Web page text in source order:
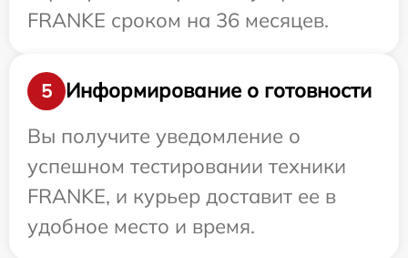
FRANKE сроком на 36 месяцев.
5
Информирование о готовности
Вы получите уведомление о
успешном тестировании техники
FRANKE, и курьер доставит ее в
удобное место и время.